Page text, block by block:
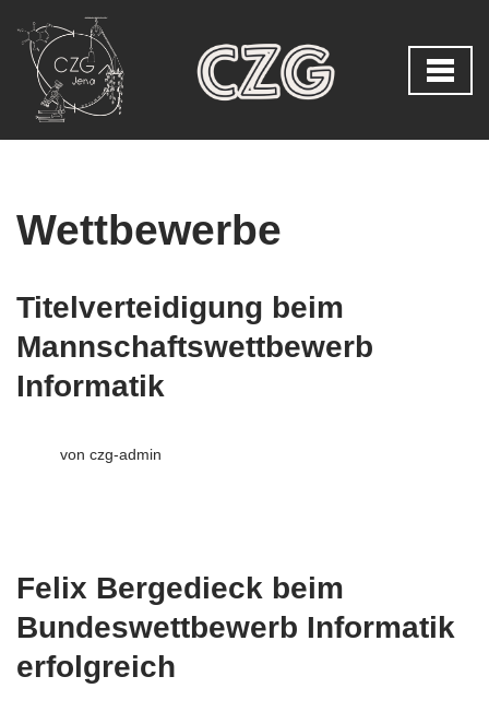
Zum
Inhalt
springen
Wettbewerbe
Titelverteidigung beim
Mannschaftswettbewerb
Informatik
von czg-admin
Felix Bergedieck beim
Bundeswettbewerb Informatik
erfolgreich